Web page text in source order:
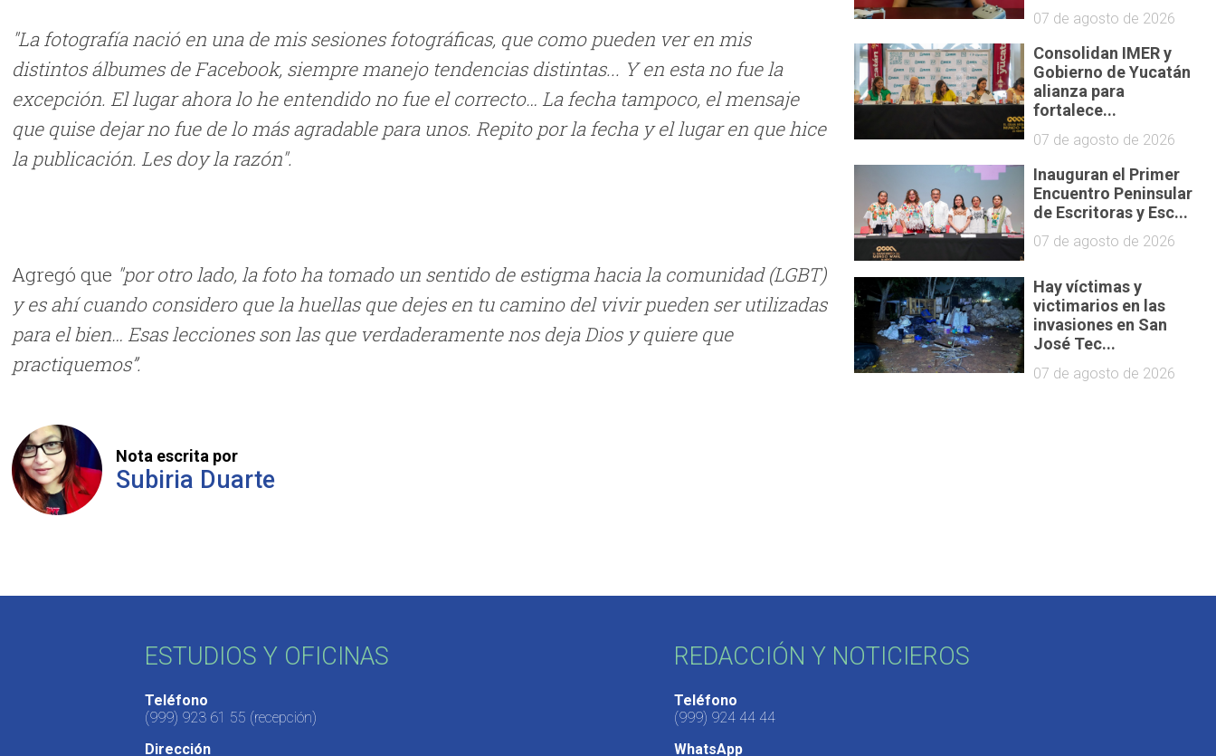
"La fotografía nació en una de mis sesiones fotográficas, que como pueden ver en mis
distintos álbumes de Facebook, siempre manejo tendencias distintas... Y en esta no fue la
excepción. El lugar ahora lo he entendido no fue el correcto… La fecha tampoco, el mensaje
que quise dejar no fue de lo más agradable para unos. Repito por la fecha y el lugar en que hice
la publicación. Les doy la razón".
Agregó que "por otro lado, la foto ha tomado un sentido de estigma hacia la comunidad (LGBT)
y es ahí cuando considero que la huellas que dejes en tu camino del vivir pueden ser utilizadas
para el bien… Esas lecciones son las que verdaderamente nos deja Dios y quiere que
practiquemos”.
Nota escrita por
Subiria Duarte
07 de agosto de 2026
Consolidan IMER y
Gobierno de Yucatán
alianza para
fortalece...
07 de agosto de 2026
Inauguran el Primer
Encuentro Peninsular
de Escritoras y Esc...
07 de agosto de 2026
Hay víctimas y
victimarios en las
invasiones en San
José Tec...
07 de agosto de 2026
ESTUDIOS Y OFICINAS
Teléfono
(999) 923 61 55 (recepción)
Dirección
REDACCIÓN Y NOTICIEROS
Teléfono
(999) 924 44 44
WhatsApp